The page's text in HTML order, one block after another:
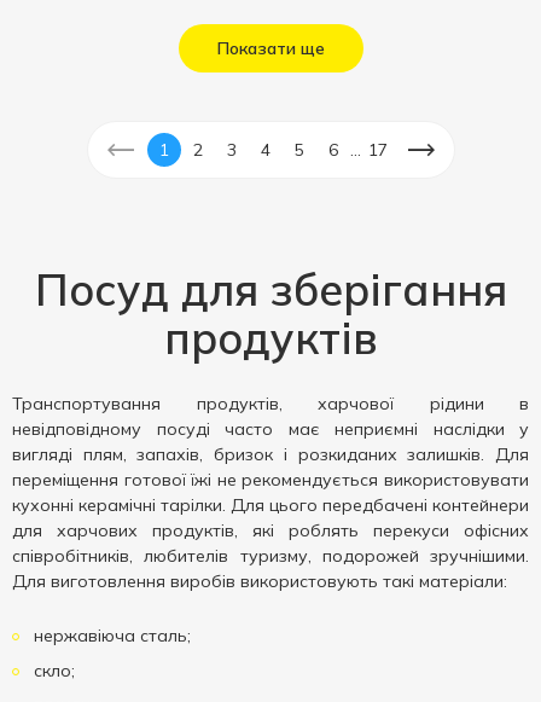
Показати ще
1 2 3 4 5 6 17
Посуд для зберігання
продуктів
Транспортування продуктів, харчової рідини в
невідповідному посуді часто має неприємні наслідки у
вигляді плям, запахів, бризок і розкиданих залишків. Для
переміщення готової їжі не рекомендується використовувати
кухонні керамічні тарілки. Для цього передбачені контейнери
для харчових продуктів, які роблять перекуси офісних
співробітників, любителів туризму, подорожей зручнішими.
Для виготовлення виробів використовують такі матеріали:
нержавіюча сталь;
скло;